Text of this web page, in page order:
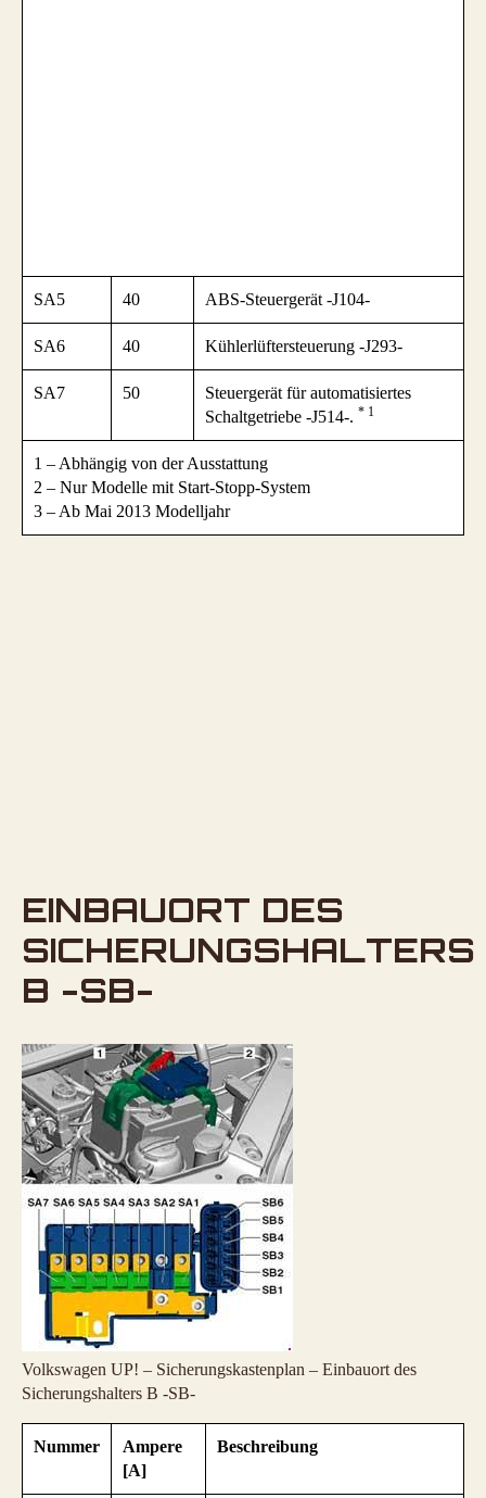
SA5 40 ABS-Steuergerät -J104-
SA6 40 Kühlerlüftersteuerung -J293-
SA7 50
Steuergerät für automatisiertes
Schaltgetriebe -J514-. * 1
1 – Abhängig von der Ausstattung
2 – Nur Modelle mit Start-Stopp-System
3 – Ab Mai 2013 Modelljahr
EINBAUORT DES
SICHERUNGSHALTERS
B -SB-
Volkswagen UP! – Sicherungskastenplan – Einbauort des
Sicherungshalters B -SB-
Nummer
Ampere
[A]
Beschreibung